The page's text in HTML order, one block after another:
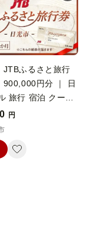
JTBふるさと旅行
900,000円分 ｜ 日
旅行 宿泊 クーポ
日光の社寺 東照
荒山神社 中禅寺
華厳の滝 鬼怒川
温泉 川治温泉 い
円